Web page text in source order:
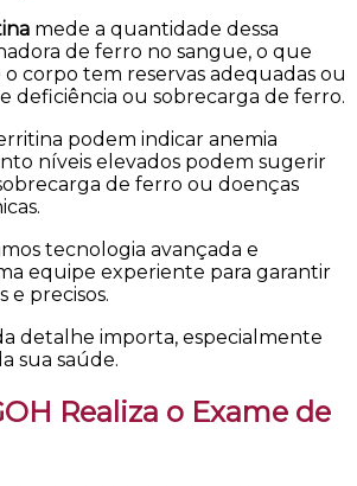
mede a quantidade dessa
de ferro no sangue, o que
o corpo tem reservas adequadas ou
deficiência ou sobrecarga de ferro.
podem indicar anemia
níveis elevados podem sugerir
de ferro ou doenças
tecnologia avançada e
equipe experiente para garantir
e precisos.
detalhe importa, especialmente
sua saúde.
Realiza o Exame de